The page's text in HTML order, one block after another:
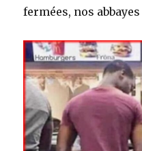
fermées, nos